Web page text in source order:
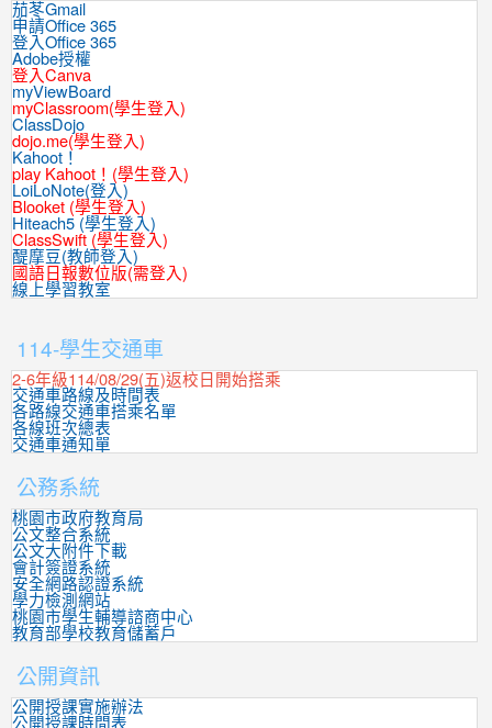
茄苳Gmail
申請Office 365
登入Office 365
Adobe授權
登入Canva
myViewBoard
myClassroom(學生登入)
ClassDojo
dojo.me(學生登入)
Kahoot！
play Kahoot！(學生登入)
LoiLoNote(登入)
Blooket (學生登入)
Hiteach5 (學生登入)
ClassSwift (學生登入)
醍摩豆(教師登入)
國語日報數位版(需登入)
線上學習教室
114-學生交通車
2-6年級114/08/29(五)返校日開始搭乘
交通車路線及時間表
各路線交通車搭乘名單
各線班次總表
交通車通知單
公務系統
桃園市政府教育局
公文整合系統
公文大附件下載
會計簽證系統
安全網路認證系統
學力檢測網站
桃園市學生輔導諮商中心
教育部學校教育儲蓄戶
公開資訊
公開授課實施辦法
公開授課時間表